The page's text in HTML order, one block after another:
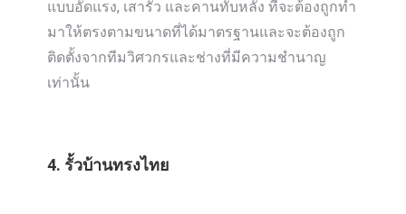
แบบอัดแรง, เสารั้ว และคานทับหลัง ที่จะต้องถูกทำ
มาให้ตรงตามขนาดที่ได้มาตรฐานและจะต้องถูก
ติดตั้งจากทีมวิศวกรและช่างที่มีความชำนาญ
เท่านั้น
4. รั้วบ้านทรงไทย